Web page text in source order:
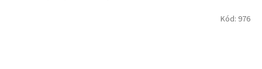
Kód: 976